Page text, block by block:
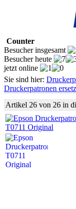
Counter
Besucher insgesamt
Besucher heute
jetzt online
Sie sind hier:
Druckerpatronen
Artikel 26 von 26 in